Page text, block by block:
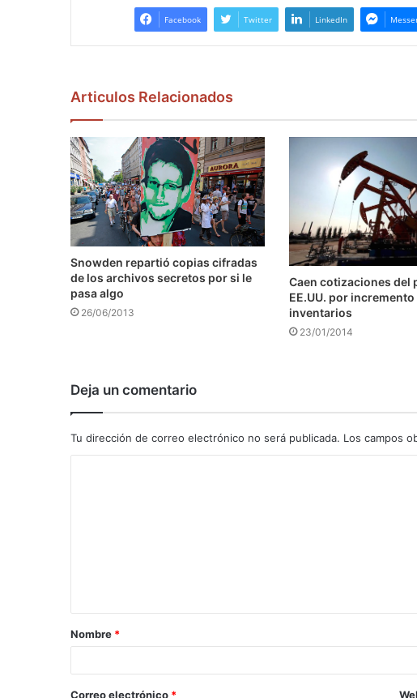
Facebook Twitter LinkedIn
Articulos Relacionados
Snowden repartió copias cifradas
de los archivos secretos por si le
pasa algo
26/06/2013
Caen cotizaciones del
EE.UU. por incremento
inventarios
23/01/2014
Deja un comentario
Tu dirección de correo electrónico no será publicada. Los campos
a
r
Nombre *
Correo electrónico *